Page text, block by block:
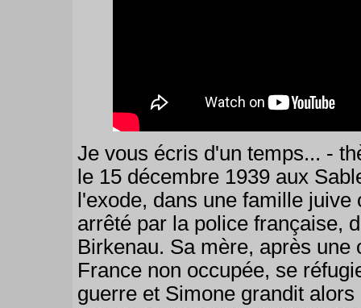
Je vous écris d'un temps... -
le 15 décembre 1939 aux
l'exode, dans une famille
arrêté par la police française,
Birkenau. Sa mère, après
France non occupée, se
guerre et Simone grandit